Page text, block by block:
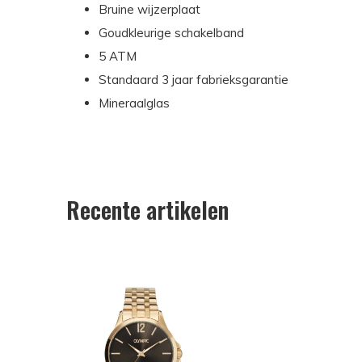
Bruine wijzerplaat
Goudkleurige schakelband
5 ATM
Standaard 3 jaar fabrieksgarantie
Mineraalglas
Recente artikelen